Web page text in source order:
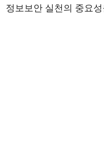
정보보안 실천의 중요